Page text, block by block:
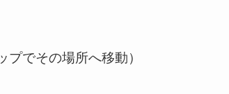
プでその場所へ移動）